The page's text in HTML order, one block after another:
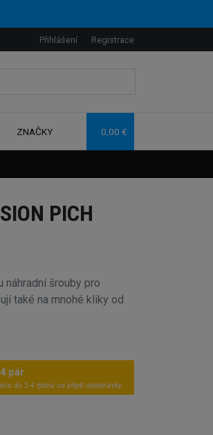
Přihlášení Registrace
ZNAČKY 0,00 €
PICH
náhradní šrouby pro
také na mnohé kliky od
pár
do 2-4 týdnů od přijetí objednávky.